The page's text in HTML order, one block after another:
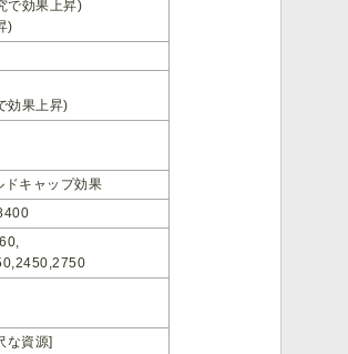
で効果上昇)
)
効果上昇)
ドキャップ効果
な資源]